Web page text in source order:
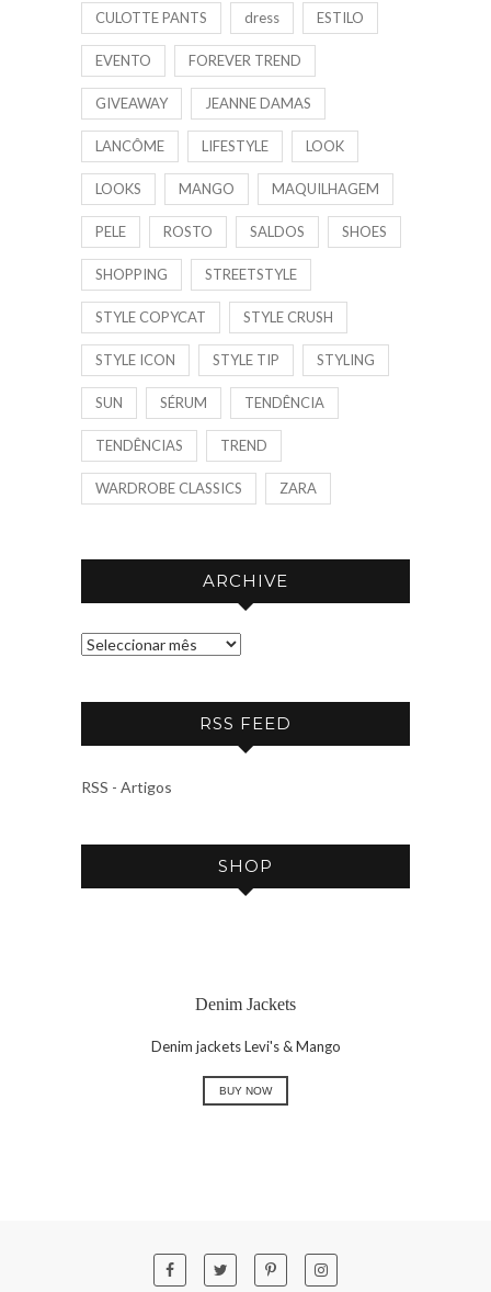
CULOTTE PANTS dress ESTILO
EVENTO FOREVER TREND
GIVEAWAY JEANNE DAMAS
LANCÔME LIFESTYLE LOOK
LOOKS MANGO MAQUILHAGEM
PELE ROSTO SALDOS SHOES
SHOPPING STREETSTYLE
STYLE COPYCAT STYLE CRUSH
STYLE ICON STYLE TIP STYLING
SUN SÉRUM TENDÊNCIA
TENDÊNCIAS TREND
WARDROBE CLASSICS ZARA
ARCHIVE
A
C
V
RSS FEED
RSS - Artigos
SHOP
Denim Jackets
Denim jackets Levi's & Mango
BUY NOW